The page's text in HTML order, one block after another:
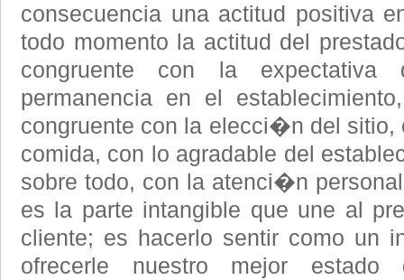
consecuencia una actitud positiva
todo momento la actitud del
congruente con la
permanencia en el
congruente con la elecci�n del sitio,
comida, con lo agradable del
sobre todo, con la atenci�n
es la parte intangible que une al
cliente; es hacerlo sentir como un
ofrecerle nuestro mejor